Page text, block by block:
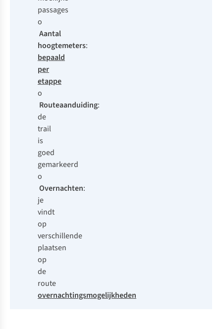
passages
o
Aantal
hoogtemeters:
bepaald
per
etappe
o
Routeaanduiding:
de
trail
is
goed
gemarkeerd
o
Overnachten:
je
vindt
op
verschillende
plaatsen
op
de
route
overnachtingsmogelijkheden